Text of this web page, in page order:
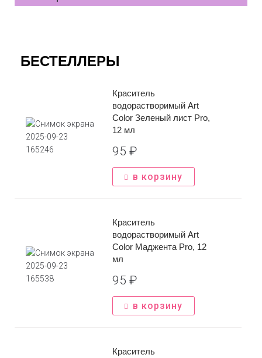
БЕСТЕЛЛЕРЫ
Краситель
водорастворимый Art
Color Зеленый лист Pro,
12 мл
95 ₽
в корзину
Краситель
водорастворимый Art
Color Маджента Pro, 12
мл
95 ₽
в корзину
Краситель
Телефон*
Задать вопрос
Сообщение*